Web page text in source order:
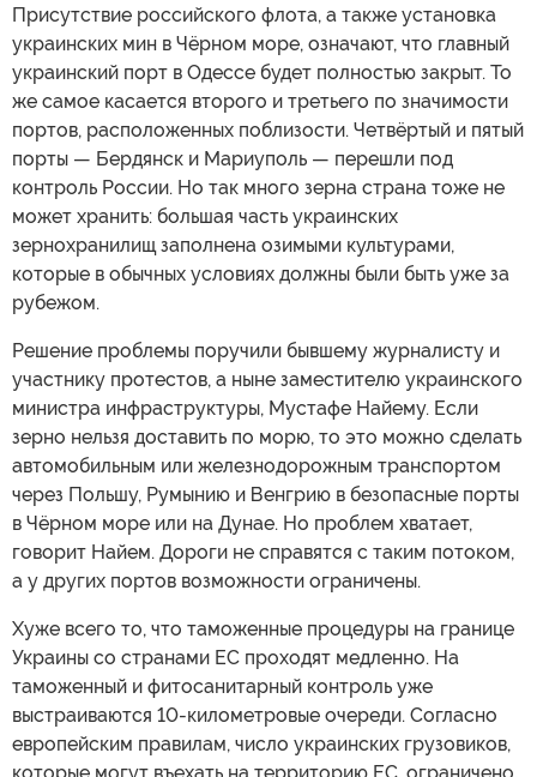
Присутствие российского флота, а также установка
украинских мин в Чёрном море, означают, что главный
украинский порт в Одессе будет полностью закрыт. То
же самое касается второго и третьего по значимости
портов, расположенных поблизости. Четвёртый и пятый
порты — Бердянск и Мариуполь — перешли под
контроль России. Но так много зерна страна тоже не
может хранить: большая часть украинских
зернохранилищ заполнена озимыми культурами,
которые в обычных условиях должны были быть уже за
рубежом.
Решение проблемы поручили бывшему журналисту и
участнику протестов, а ныне заместителю украинского
министра инфраструктуры, Мустафе Найему. Если
зерно нельзя доставить по морю, то это можно сделать
автомобильным или железнодорожным транспортом
через Польшу, Румынию и Венгрию в безопасные порты
в Чёрном море или на Дунае. Но проблем хватает,
говорит Найем. Дороги не справятся с таким потоком,
а у других портов возможности ограничены.
Хуже всего то, что таможенные процедуры на границе
Украины со странами ЕС проходят медленно. На
таможенный и фитосанитарный контроль уже
выстраиваются 10-километровые очереди. Согласно
европейским правилам, число украинских грузовиков,